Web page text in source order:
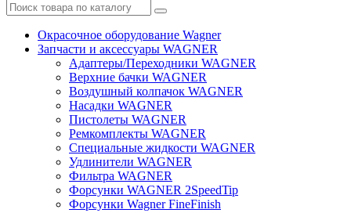
Окрасочное оборудование Wagner
Запчасти и аксессуары WAGNER
Адаптеры/Переходники WAGNER
Верхние бачки WAGNER
Воздушный колпачок WAGNER
Насадки WAGNER
Пистолеты WAGNER
Ремкомплекты WAGNER
Специальные жидкости WAGNER
Удлинители WAGNER
Фильтра WAGNER
Форсунки WAGNER 2SpeedTip
Форсунки Wagner FineFinish